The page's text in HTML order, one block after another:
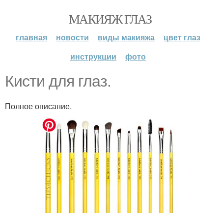
МАКИЯЖ ГЛАЗ
главная новости виды макияжа
цвет глаз
инструкции
фото
Кисти для глаз.
Полное описание.